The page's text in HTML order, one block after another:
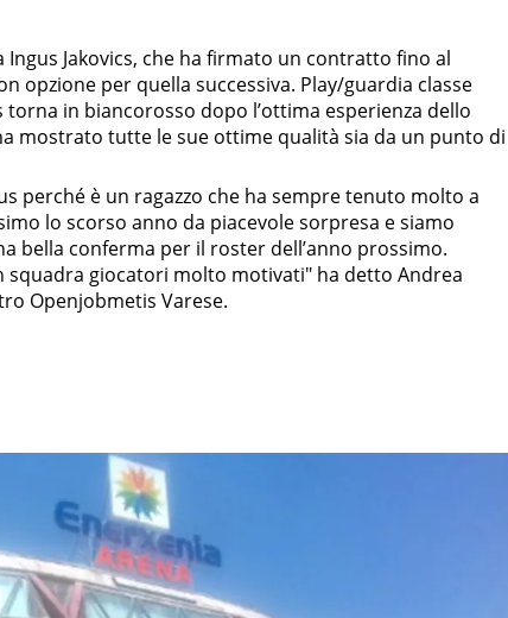
Ingus Jakovics, che ha firmato un contratto fino al
opzione per quella successiva. Play/guardia classe
torna in biancorosso dopo l’ottima esperienza dello
mostrato tutte le sue ottime qualità sia da un punto di
perché è un ragazzo che ha sempre tenuto molto a
lo scorso anno da piacevole sorpresa e siamo
bella conferma per il roster dell’anno prossimo.
squadra giocatori molto motivati" ha detto Andrea
Openjobmetis Varese.